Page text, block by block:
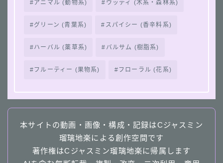
アニマル (動物系) ウッディ (木系・森林系)
グリーン (青葉系) スパイシー (香辛料系)
ハーバル (薬草系) バルサム (樹脂系)
フルーティー (果物系) フローラル (花系)
本サイトの動画・画像・構成・記録はCジャスミン
瑠璃地楽による創作空間です
著作権はCジャスミン瑠璃地楽に帰属します